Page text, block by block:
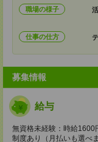
職場の様子
仕事の仕方
募集情報
給与
無資格未経験：時給
制度あり（月払いも選べ